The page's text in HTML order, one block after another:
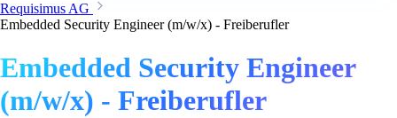
Requisimus AG
Embedded Security Engineer (m/w/x) - Freiberufler
Embedded Security Engineer
(m/w/x) - Freiberufler